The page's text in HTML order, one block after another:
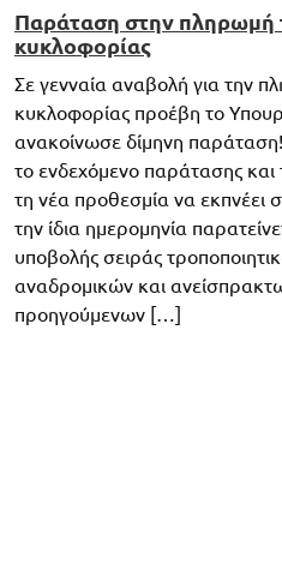
Παράταση στην πληρωμή
κυκλοφορίας
Σε γενναία αναβολή για την
κυκλοφορίας προέβη το
ανακοίνωσε δίμηνη
το ενδεχόμενο παράτασης και
τη νέα προθεσμία να εκπνέει
την ίδια ημερομηνία
υποβολής σειράς
αναδρομικών και
προηγούμενων […]